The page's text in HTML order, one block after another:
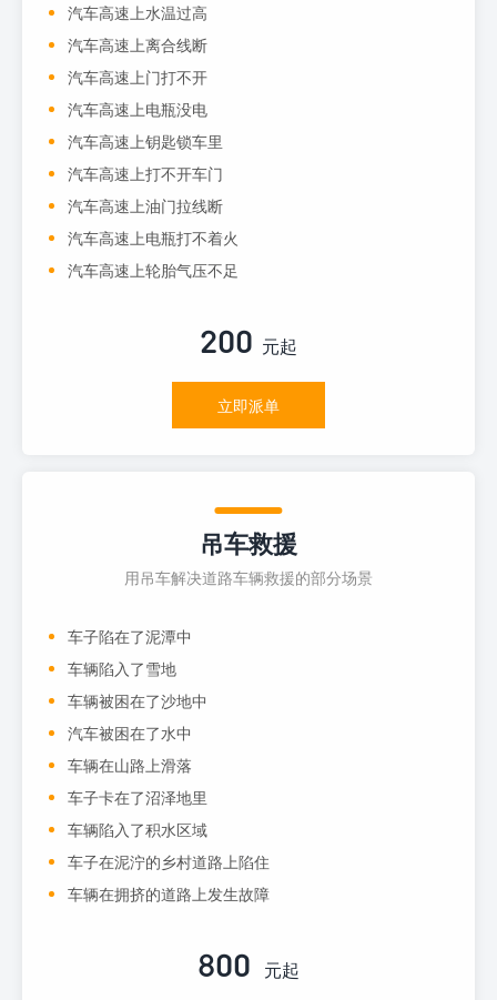
汽车高速上水温过高
汽车高速上离合线断
汽车高速上门打不开
汽车高速上电瓶没电
汽车高速上钥匙锁车里
汽车高速上打不开车门
汽车高速上油门拉线断
汽车高速上电瓶打不着火
汽车高速上轮胎气压不足
200 元起
立即派单
吊车救援
用吊车解决道路车辆救援的部分场景
车子陷在了泥潭中
车辆陷入了雪地
车辆被困在了沙地中
汽车被困在了水中
车辆在山路上滑落
车子卡在了沼泽地里
车辆陷入了积水区域
车子在泥泞的乡村道路上陷住
车辆在拥挤的道路上发生故障
800 元起